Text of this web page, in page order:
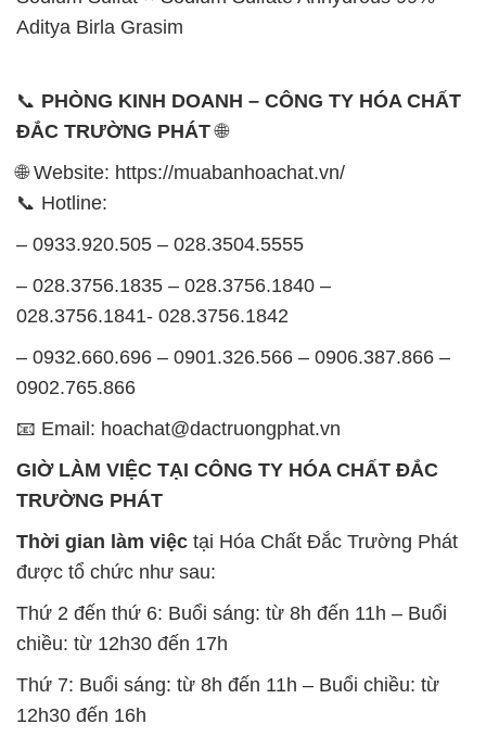
Aditya Birla Grasim
📞 PHÒNG KINH DOANH – CÔNG TY HÓA CHẤT
ĐẮC TRƯỜNG PHÁT🌐
🌐 Website: https://muabanhoachat.vn/
📞 Hotline:
– 0933.920.505 – 028.3504.5555
– 028.3756.1835 – 028.3756.1840 –
028.3756.1841- 028.3756.1842
– 0932.660.696 – 0901.326.566 – 0906.387.866 –
0902.765.866
📧 Email: hoachat@dactruongphat.vn
GIỜ LÀM VIỆC TẠI CÔNG TY HÓA CHẤT ĐẮC
TRƯỜNG PHÁT
Thời gian làm việc tại Hóa Chất Đắc Trường Phát
được tổ chức như sau:
Thứ 2 đến thứ 6: Buổi sáng: từ 8h đến 11h – Buổi
chiều: từ 12h30 đến 17h
Thứ 7: Buổi sáng: từ 8h đến 11h – Buổi chiều: từ
12h30 đến 16h